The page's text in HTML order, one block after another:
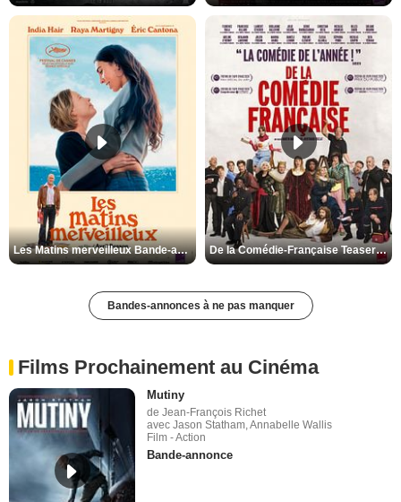
Les Matins merveilleux Bande-annonce VF De la Comédie-Française Teaser VF
Bandes-annonces à ne pas manquer
Films Prochainement au Cinéma
Mutiny
de Jean-François Richet
avec Jason Statham, Annabelle Wallis
Film - Action
Bande-annonce